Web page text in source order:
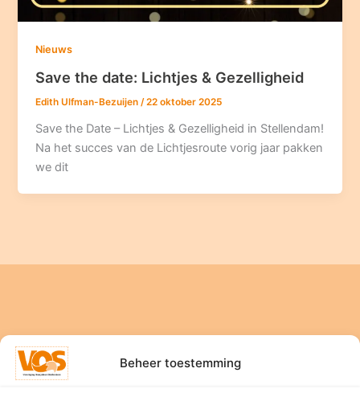
Beheer toestemming
Nieuws
Save the date: Lichtjes & Gezelligheid
Edith Ulfman-Bezuijen /22 oktober 2025
Save the Date – Lichtjes & Gezelligheid in Stellendam!
Na het succes van de Lichtjesroute vorig jaar pakken
we dit